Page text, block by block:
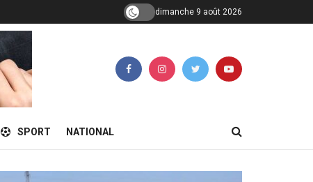
dimanche 9 août 2026
SPORT NATIONAL